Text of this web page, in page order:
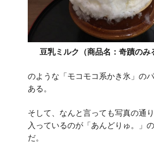
豆乳ミルク（商品名：奇蹟のみ
のような「モコモコ系かき氷」の
ある。
そして、なんと言っても写真の通
入っているのが「あんどりゅ。」
だ。